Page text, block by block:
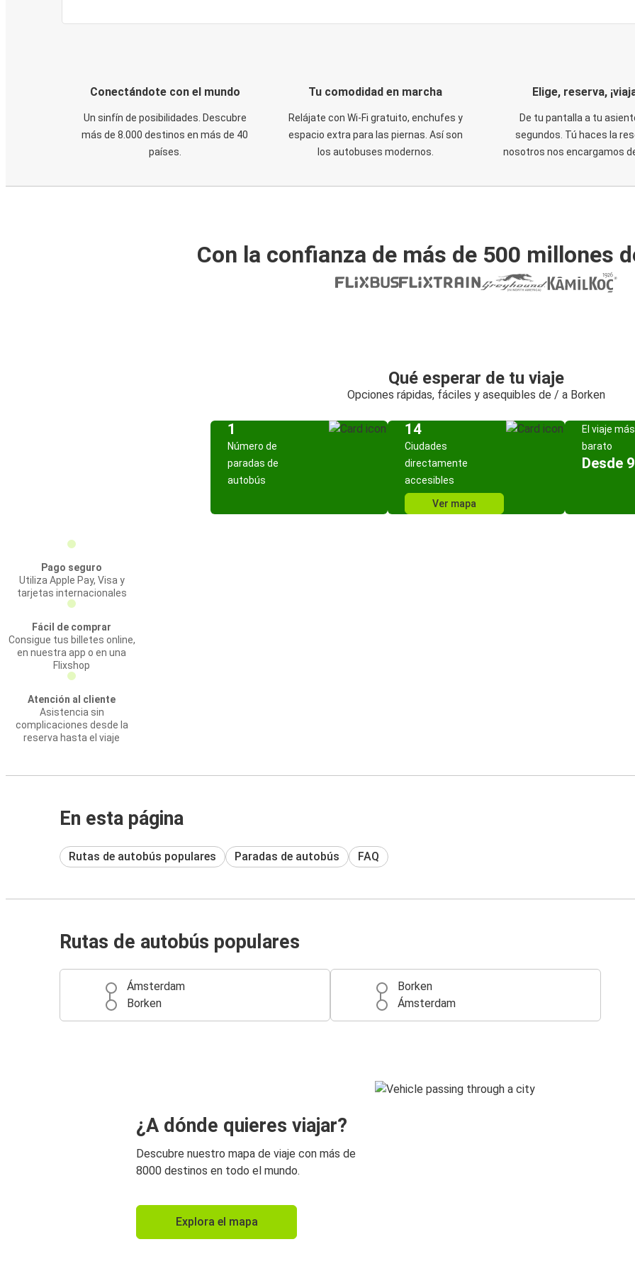
Conectándote con el mundo
Un sinfín de posibilidades. Descubre
más de 8.000 destinos en más de 40
países.
Tu comodidad en marcha
Relájate con Wi-Fi gratuito, enchufes y
espacio extra para las piernas. Así son
los autobuses modernos.
Elige, reserva,
De tu pantalla a tu
segundos. Tú haces la
nosotros nos encargamos
Con la confianza de más de 500 millones
Qué esperar de tu viaje
Opciones rápidas, fáciles y asequibles de / a Borken
1
Número de
paradas de
autobús
14
Ciudades
directamente
accesibles
Ver mapa
El viaje más
barato
Desde
Pago seguro
Utiliza Apple Pay, Visa y
tarjetas internacionales
Fácil de comprar
Consigue tus billetes online,
en nuestra app o en una
Flixshop
Atención al cliente
Asistencia sin
complicaciones desde la
reserva hasta el viaje
En esta página
Rutas de autobús populares Paradas de autobús FAQ
Rutas de autobús populares
Ámsterdam
Borken
Borken
Ámsterdam
¿A dónde quieres viajar?
Descubre nuestro mapa de viaje con más de
8000 destinos en todo el mundo.
Explora el mapa